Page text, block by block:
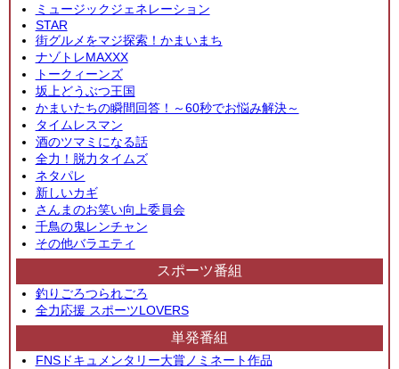
ミュージックジェネレーション
STAR
街グルメをマジ探索！かまいまち
ナゾトレMAXXX
トークィーンズ
坂上どうぶつ王国
かまいたちの瞬間回答！～60秒でお悩み解決～
タイムレスマン
酒のツマミになる話
全力！脱力タイムズ
ネタパレ
新しいカギ
さんまのお笑い向上委員会
千鳥の鬼レンチャン
その他バラエティ
スポーツ番組
釣りごろつられごろ
全力応援 スポーツLOVERS
単発番組
FNSドキュメンタリー大賞ノミネート作品